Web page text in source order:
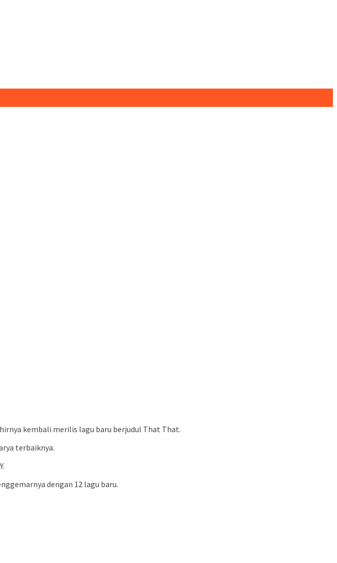
kembali merilis lagu baru berjudul That That.
terbaiknya.
dengan 12 lagu baru.